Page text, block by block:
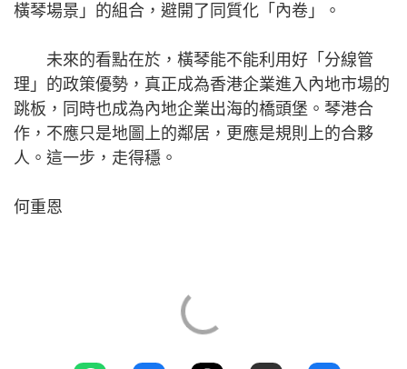
橫琴場景」的組合，避開了同質化「內卷」。
未來的看點在於，橫琴能不能利用好「分線管
理」的政策優勢，真正成為香港企業進入內地市場的
跳板，同時也成為內地企業出海的橋頭堡。琴港合
作，不應只是地圖上的鄰居，更應是規則上的合夥
人。這一步，走得穩。
何重恩